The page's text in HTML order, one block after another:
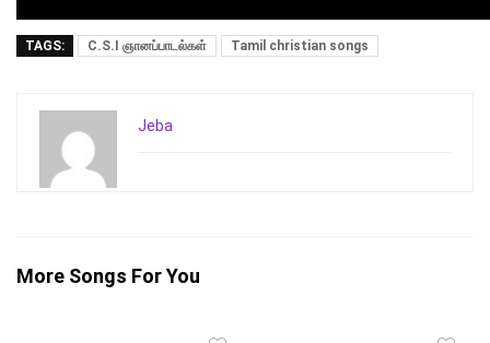
TAGS: C.S.I ஞானப்பாடல்கள் Tamil christian songs
Jeba
More Songs For You